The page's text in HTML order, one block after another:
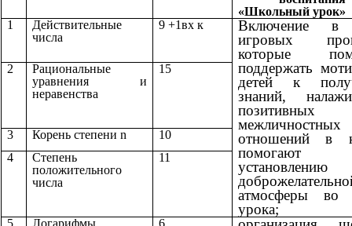
«Школьный урок»
1
Действительные
числа
9 +1вх к
Включение в
игровых
которые
поддержать
детей к
знаний,
позитивных
межличностных
отношений в
помогают
установлению
атмосферы во
урока;
2
Рациональные
уравнения и
неравенства
15
3 Корень степени n
10
4
Степень
положительного
числа
11
5 Логарифмы 6